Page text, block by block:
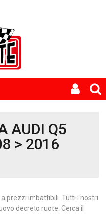
AUDI Q5
> 2016
prezzi imbattibili. Tutti i nostri
decreto ruote. Cerca il